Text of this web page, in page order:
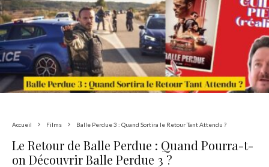
Accueil Films Balle Perdue 3 : Quand Sortira le Retour Tant Attendu ?
Le Retour de Balle Perdue : Quand Pourra-t-
on Découvrir Balle Perdue 3 ?